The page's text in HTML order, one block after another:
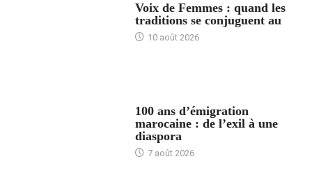
Voix de Femmes : quand les
traditions se conjuguent au
10 août 2026
100 ans d’émigration
marocaine : de l’exil à une
diaspora
7 août 2026